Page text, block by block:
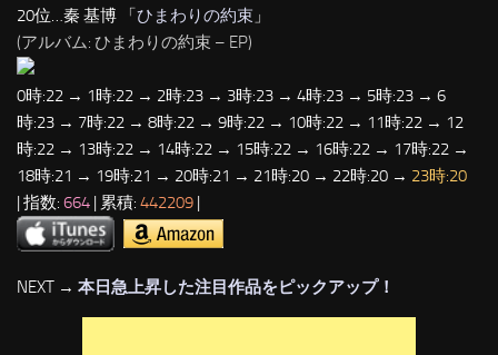
20位…秦 基博 「ひまわりの約束 」
(アルバム: ひまわりの約束 – EP)
0時:22 → 1時:22 → 2時:23 → 3時:23 → 4時:23 → 5時:23 → 6
時:23 → 7時:22 → 8時:22 → 9時:22 → 10時:22 → 11時:22 → 12
時:22 → 13時:22 → 14時:22 → 15時:22 → 16時:22 → 17時:22 →
18時:21 → 19時:21 → 20時:21 → 21時:20 → 22時:20 → 23時:20
| 指数: 664 | 累積: 442209 |
NEXT → 本日急上昇した注目作品をピックアップ！